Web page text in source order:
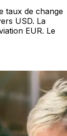
taux de change
USD. La
EUR. Le